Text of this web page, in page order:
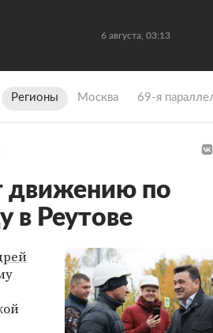
6 августа, 03:13
Регионы Москва 69-я
движению по
в Реутове